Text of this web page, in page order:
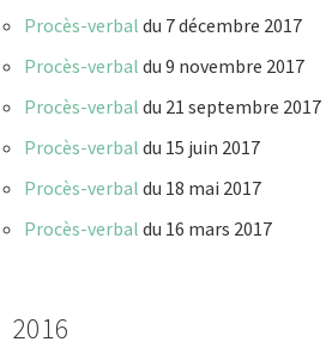
Procès-verbal du 7 décembre 2017
Procès-verbal du 9 novembre 2017
Procès-verbal du 21 septembre 2017
Procès-verbal du 15 juin 2017
Procès-verbal du 18 mai 2017
Procès-verbal du 16 mars 2017
2016